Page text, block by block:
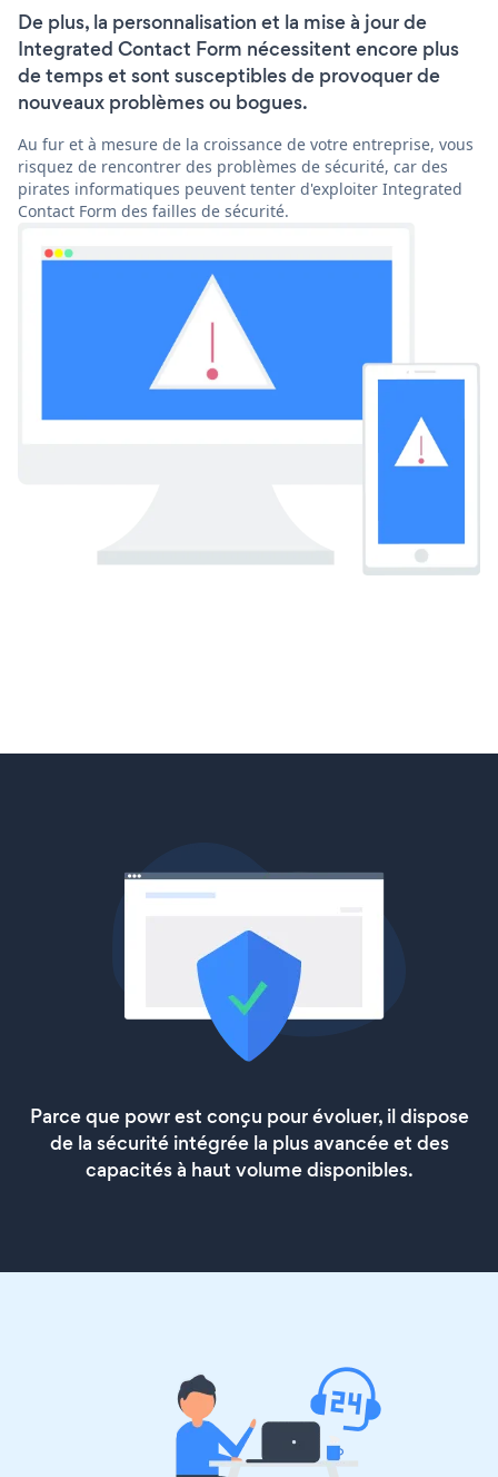
De plus, la personnalisation et la mise à jour de
Integrated Contact Form nécessitent encore plus
de temps et sont susceptibles de provoquer de
nouveaux problèmes ou bogues.
Au fur et à mesure de la croissance de votre entreprise, vous
risquez de rencontrer des problèmes de sécurité, car des
pirates informatiques peuvent tenter d'exploiter Integrated
Contact Form des failles de sécurité.
Parce que powr est conçu pour évoluer, il dispose
de la sécurité intégrée la plus avancée et des
capacités à haut volume disponibles.